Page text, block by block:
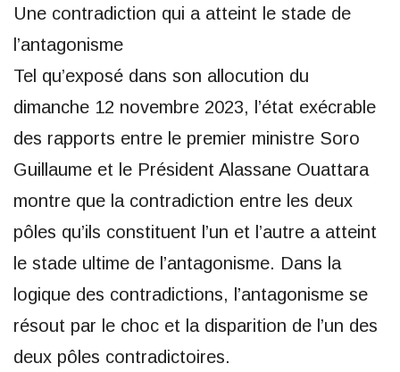
Une contradiction qui a atteint le stade de
l’antagonisme
Tel qu’exposé dans son allocution du
dimanche 12 novembre 2023, l’état exécrable
des rapports entre le premier ministre Soro
Guillaume et le Président Alassane Ouattara
montre que la contradiction entre les deux
pôles qu’ils constituent l’un et l’autre a atteint
le stade ultime de l’antagonisme. Dans la
logique des contradictions, l’antagonisme se
résout par le choc et la disparition de l’un des
deux pôles contradictoires.